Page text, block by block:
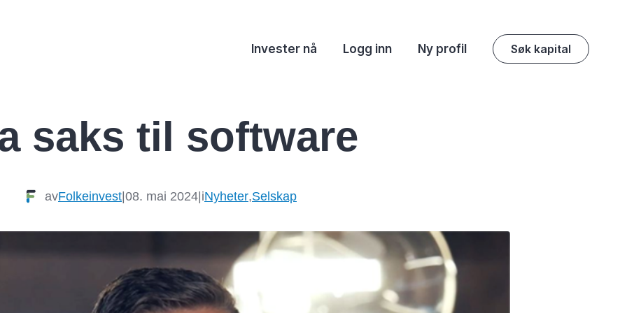
Invester nå Logg inn Ny profil Søk kapital
saks til software
avFolkeinvest|08. mai 2024|iNyheter,Selskap